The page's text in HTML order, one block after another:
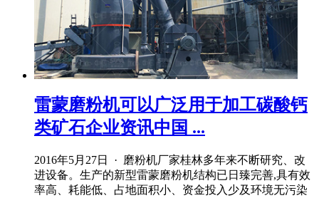
雷蒙磨粉机可以广泛用于加工碳酸钙
类矿石企业资讯中国 ...
2016年5月27日 · 磨粉机厂家桂林多年来不断研究、改
进设备。生产的新型雷蒙磨粉机结构已日臻完善,具有效
率高、耗能低、占地面积小、资金投入少及环境无污染